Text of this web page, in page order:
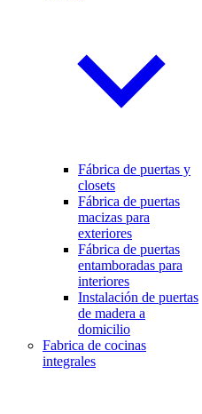
Fábrica de puertas y
closets
Fábrica de puertas
macizas para
exteriores
Fábrica de puertas
entamboradas para
interiores
Instalación de puertas
de madera a
domicilio
Fabrica de cocinas
integrales